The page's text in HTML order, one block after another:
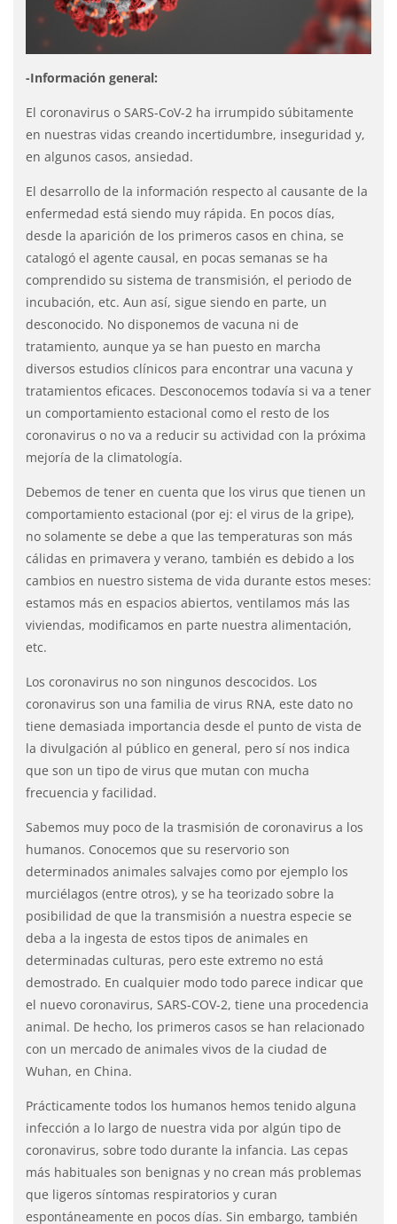
-Información general:
El coronavirus o SARS-CoV-2 ha irrumpido súbitamente
en nuestras vidas creando incertidumbre, inseguridad y,
en algunos casos, ansiedad.
El desarrollo de la información respecto al causante de la
enfermedad está siendo muy rápida. En pocos días,
desde la aparición de los primeros casos en china, se
catalogó el agente causal, en pocas semanas se ha
comprendido su sistema de transmisión, el periodo de
incubación, etc. Aun así, sigue siendo en parte, un
desconocido. No disponemos de vacuna ni de
tratamiento, aunque ya se han puesto en marcha
diversos estudios clínicos para encontrar una vacuna y
tratamientos eficaces. Desconocemos todavía si va a tener
un comportamiento estacional como el resto de los
coronavirus o no va a reducir su actividad con la próxima
mejoría de la climatología.
Debemos de tener en cuenta que los virus que tienen un
comportamiento estacional (por ej: el virus de la gripe),
no solamente se debe a que las temperaturas son más
cálidas en primavera y verano, también es debido a los
cambios en nuestro sistema de vida durante estos meses:
estamos más en espacios abiertos, ventilamos más las
viviendas, modificamos en parte nuestra alimentación,
etc.
Los coronavirus no son ningunos descocidos. Los
coronavirus son una familia de virus RNA, este dato no
tiene demasiada importancia desde el punto de vista de
la divulgación al público en general, pero sí nos indica
que son un tipo de virus que mutan con mucha
frecuencia y facilidad.
Sabemos muy poco de la trasmisión de coronavirus a los
humanos. Conocemos que su reservorio son
determinados animales salvajes como por ejemplo los
murciélagos (entre otros), y se ha teorizado sobre la
posibilidad de que la transmisión a nuestra especie se
deba a la ingesta de estos tipos de animales en
determinadas culturas, pero este extremo no está
demostrado. En cualquier modo todo parece indicar que
el nuevo coronavirus, SARS-COV-2, tiene una procedencia
animal. De hecho, los primeros casos se han relacionado
con un mercado de animales vivos de la ciudad de
Wuhan, en China.
Prácticamente todos los humanos hemos tenido alguna
infección a lo largo de nuestra vida por algún tipo de
coronavirus, sobre todo durante la infancia. Las cepas
más habituales son benignas y no crean más problemas
que ligeros síntomas respiratorios y curan
espontáneamente en pocos días. Sin embargo, también